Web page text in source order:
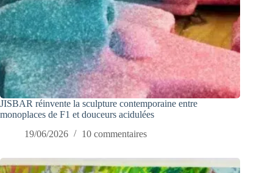
JISBAR réinvente la sculpture contemporaine entre
monoplaces de F1 et douceurs acidulées
19/06/2026
10 commentaires